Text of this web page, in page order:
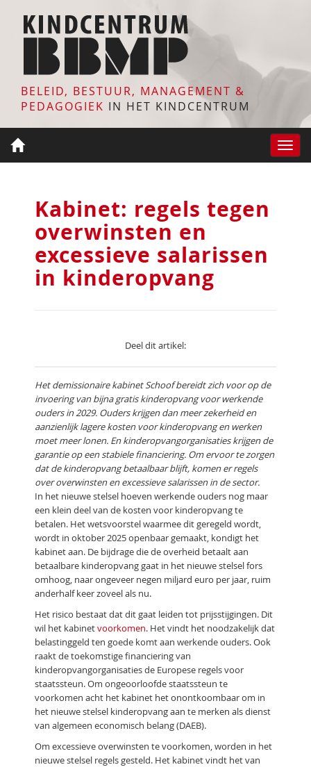
BELEID, BESTUUR, MANAGEMENT &
PEDAGOGIEK IN HET KINDCENTRUM
Toggle
Kabinet: regels tegen
overwinsten en
excessieve salarissen
in kinderopvang
Deel dit artikel:
Het demissionaire kabinet Schoof bereidt zich voor op de
invoering van bijna gratis kinderopvang voor werkende
ouders in 2029. Ouders krijgen dan meer zekerheid en
aanzienlijk lagere kosten voor kinderopvang en werken
moet meer lonen. En kinderopvangorganisaties krijgen de
garantie op een stabiele financiering. Om ervoor te zorgen
dat de kinderopvang betaalbaar blijft, komen er regels
over overwinsten en excessieve salarissen in de sector.
In het nieuwe stelsel hoeven werkende ouders nog maar
een klein deel van de kosten voor kinderopvang te
betalen. Het wetsvoorstel waarmee dit geregeld wordt,
wordt in oktober 2025 openbaar gemaakt, kondigt het
kabinet aan. De bijdrage die de overheid betaalt aan
betaalbare kinderopvang gaat in het nieuwe stelsel fors
omhoog, naar ongeveer negen miljard euro per jaar, ruim
anderhalf keer zoveel als nu.
Het risico bestaat dat dit gaat leiden tot prijsstijgingen. Dit
wil het kabinetvoorkomen. Het vindt het noodzakelijk dat
belastinggeld ten goede komt aan werkende ouders. Ook
raakt de toekomstige financiering van
kinderopvangorganisaties de Europese regels voor
staatssteun. Om ongeoorloofde staatssteun te
voorkomen acht het kabinet het onontkoombaar om in
het nieuwe stelsel kinderopvang aan te merken als dienst
van algemeen economisch belang (DAEB).
Om excessieve overwinsten te voorkomen, worden in het
nieuwe stelsel regels gesteld. Het kabinet vindt het van